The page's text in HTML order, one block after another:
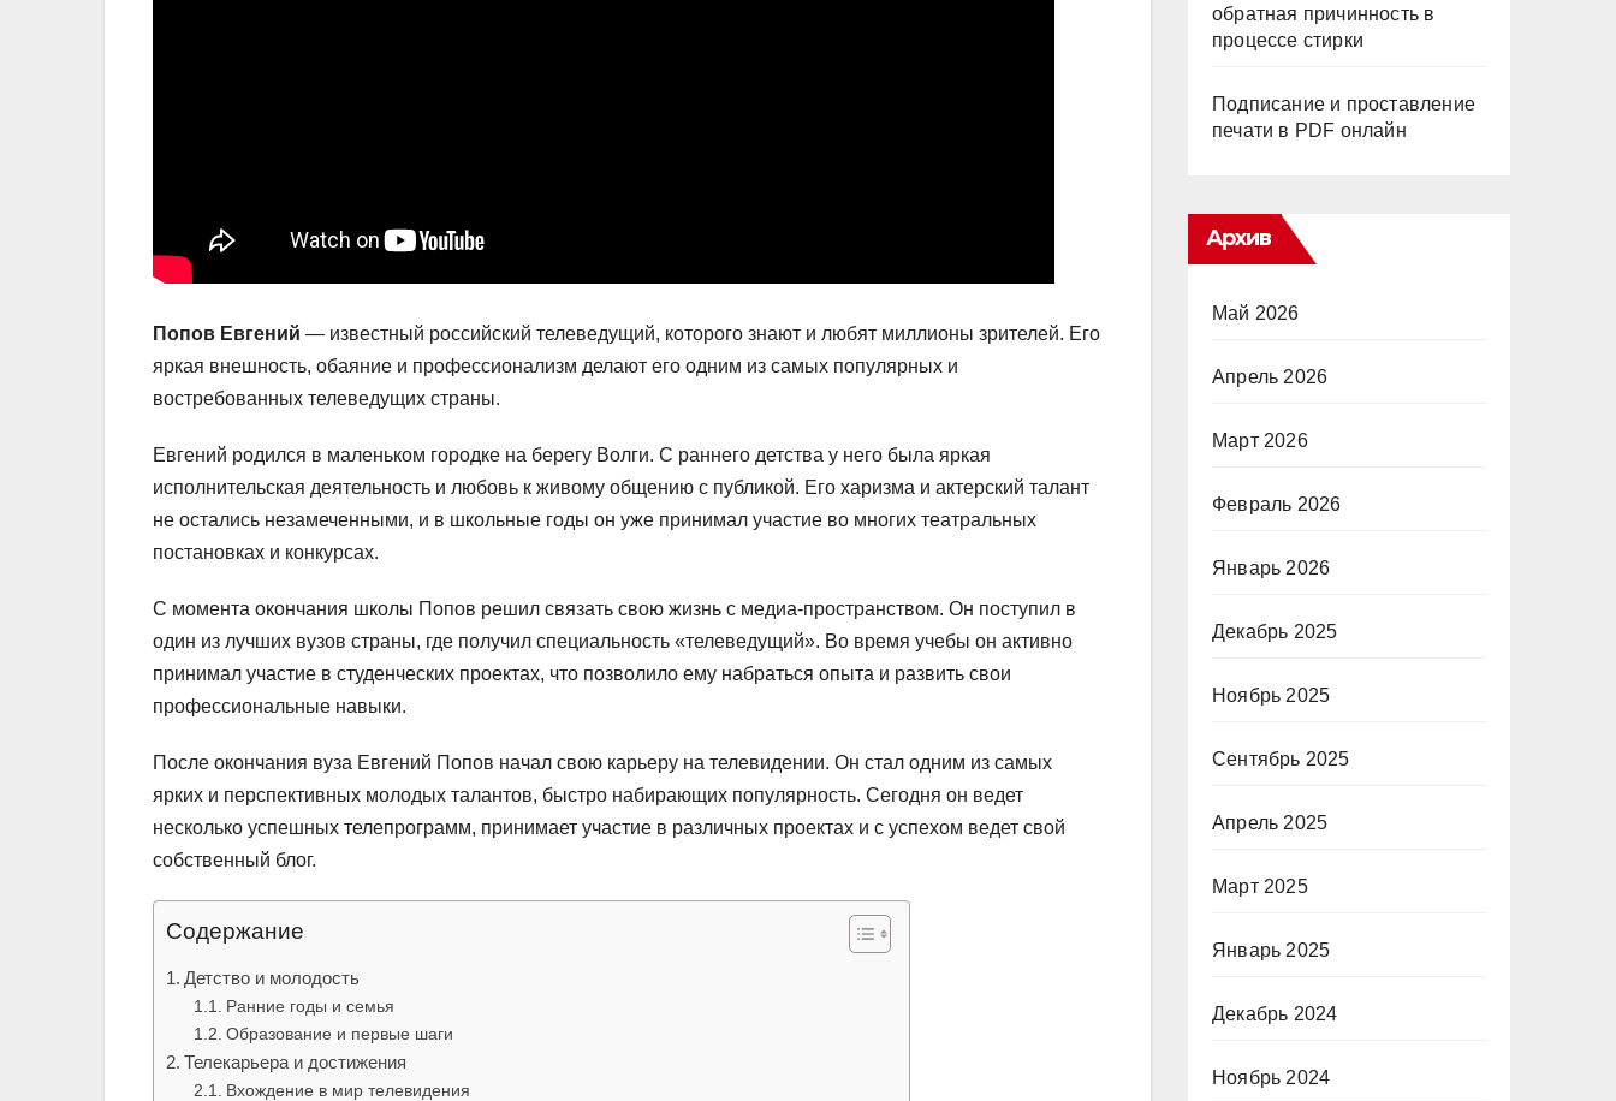
Попов Евгений — известный российский телеведущий, которого знают и любят миллионы зрителей. Его
яркая внешность, обаяние и профессионализм делают его одним из самых популярных и
востребованных телеведущих страны.
Евгений родился в маленьком городке на берегу Волги. С раннего детства у него была яркая
исполнительская деятельность и любовь к живому общению с публикой. Его харизма и актерский талант
не остались незамеченными, и в школьные годы он уже принимал участие во многих театральных
постановках и конкурсах.
С момента окончания школы Попов решил связать свою жизнь с медиа-пространством. Он поступил в
один из лучших вузов страны, где получил специальность «телеведущий». Во время учебы он активно
принимал участие в студенческих проектах, что позволило ему набраться опыта и развить свои
профессиональные навыки.
После окончания вуза Евгений Попов начал свою карьеру на телевидении. Он стал одним из самых
ярких и перспективных молодых талантов, быстро набирающих популярность. Сегодня он ведет
несколько успешных телепрограмм, принимает участие в различных проектах и с успехом ведет свой
собственный блог.
Содержание
Детство и молодость
Ранние годы и семья
Образование и первые шаги
Телекарьера и достижения
Вхождение в мир телевидения
обратная причинность в
процессе стирки
Подписание и проставление
печати в PDF онлайн
Архив
Май 2026
Апрель 2026
Март 2026
Февраль 2026
Январь 2026
Декабрь 2025
Ноябрь 2025
Сентябрь 2025
Апрель 2025
Март 2025
Январь 2025
Декабрь 2024
Ноябрь 2024